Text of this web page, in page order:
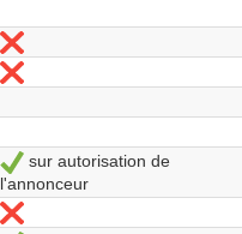
Non
Non
Oui
sur autorisation de
l'annonceur
Non